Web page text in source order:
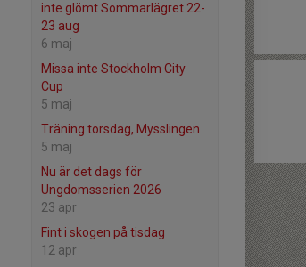
inte glömt Sommarlägret 22-
23 aug
6 maj
Missa inte Stockholm City
Cup
5 maj
Träning torsdag, Mysslingen
5 maj
Nu är det dags för
Ungdomsserien 2026
23 apr
Fint i skogen på tisdag
12 apr